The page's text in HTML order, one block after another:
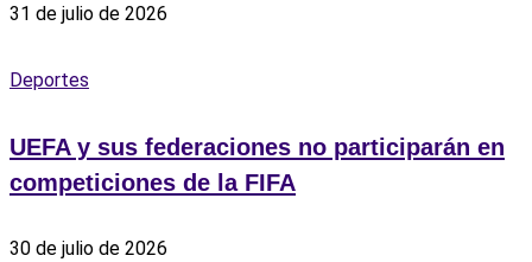
31 de julio de 2026
Deportes
UEFA y sus federaciones no participarán en
competiciones de la FIFA
30 de julio de 2026